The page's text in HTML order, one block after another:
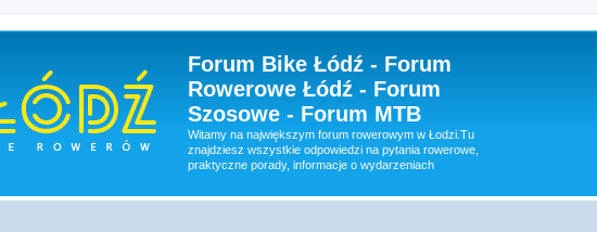
Forum Bike Łódź - Forum
Rowerowe Łódź - Forum
Szosowe - Forum MTB
Witamy na największym forum rowerowym w Łodzi.Tu
znajdziesz wszystkie odpowiedzi na pytania rowerowe,
praktyczne porady, informacje o wydarzeniach